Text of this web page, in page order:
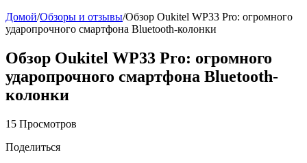
Домой/Обзоры и отзывы/Обзор Oukitel WP33 Pro: огромного
ударопрочного смартфона Bluetooth-колонки
Обзор Oukitel WP33 Pro: огромного
ударопрочного смартфона Bluetooth-
колонки
15 Просмотров
Поделиться